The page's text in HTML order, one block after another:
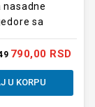
nasadne
sa
od 1/2 cola
790,00 RSD
U KORPU